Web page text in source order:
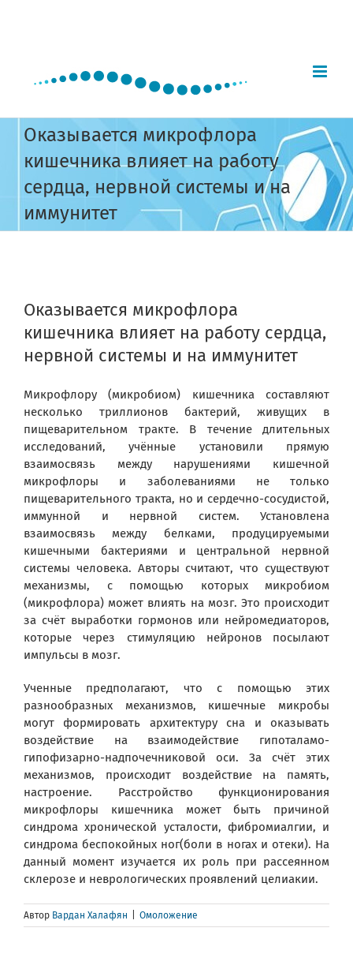
Оказывается микрофлора
кишечника влияет на работу
сердца, нервной системы и на
иммунитет
Image
Оказывается микрофлора
кишечника влияет на работу сердца,
нервной системы и на иммунитет
Микрофлору (микробиом) кишечника составляют
несколько триллионов бактерий, живущих в
пищеварительном тракте. В течение длительных
исследований, учённые установили прямую
взаимосвязь между нарушениями кишечной
микрофлоры и заболеваниями не только
пищеварительного тракта, но и сердечно-сосудистой,
иммунной и нервной систем. Установлена
взаимосвязь между белками, продуцируемыми
кишечными бактериями и центральной нервной
системы человека. Авторы считают, что существуют
механизмы, с помощью которых микробиом
(микрофлора) может влиять на мозг. Это происходит
за счёт выработки гормонов или нейромедиаторов,
которые через стимуляцию нейронов посылают
импульсы в мозг.
Ученные предполагают, что с помощью этих
разнообразных механизмов, кишечные микробы
могут формировать архитектуру сна и оказывать
воздействие на взаимодействие гипоталамо-
гипофизарно-надпочечниковой оси. За счёт этих
механизмов, происходит воздействие на память,
настроение. Расстройство функционирования
микрофлоры кишечника может быть причиной
синдрома хронической усталости, фибромиалгии, и
синдрома беспокойных ног(боли в ногах и отеки). На
данный момент изучается их роль при рассеянном
склерозе и неврологических проявлений целиакии.
Автор Вардан Халафян Омоложение